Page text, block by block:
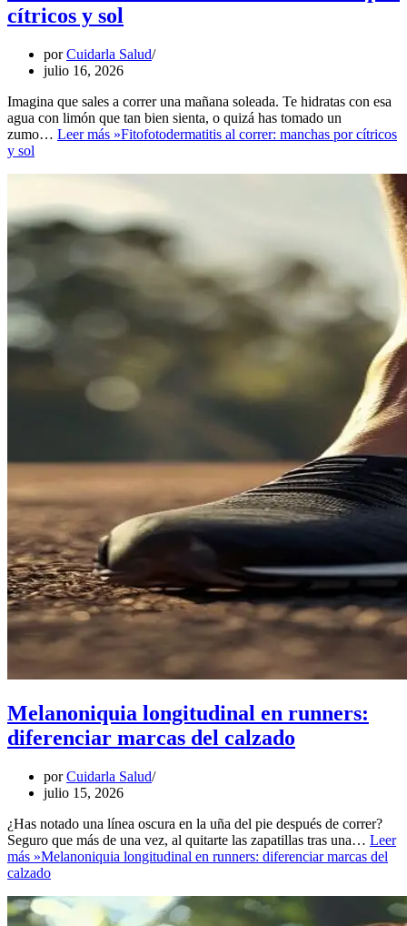
cítricos y sol
porCuidarla Salud
julio 16, 2026
Imagina que sales a correr una mañana soleada. Te hidratas con esa
agua con limón que tan bien sienta, o quizá has tomado un
zumo… Leer más »Fitofotodermatitis al correr: manchas por cítricos
y sol
Melanoniquia longitudinal en runners:
diferenciar marcas del calzado
porCuidarla Salud
julio 15, 2026
¿Has notado una línea oscura en la uña del pie después de correr?
Seguro que más de una vez, al quitarte las zapatillas tras una… Leer
más »Melanoniquia longitudinal en runners: diferenciar marcas del
calzado